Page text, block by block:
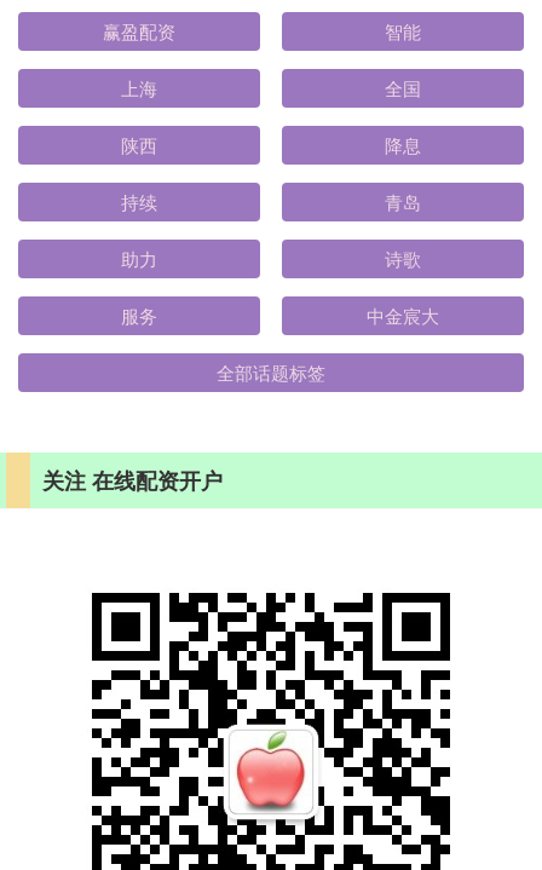
赢盈配资 智能
上海 全国
陕西 降息
持续 青岛
助力 诗歌
服务 中金宸大
全部话题标签
关注 在线配资开户